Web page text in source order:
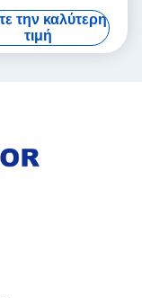
στον τρισδιάστατο
28mm 5.4V 2,4 κλ
εκατ. 0.23nm
την καλύτερη
τιμή